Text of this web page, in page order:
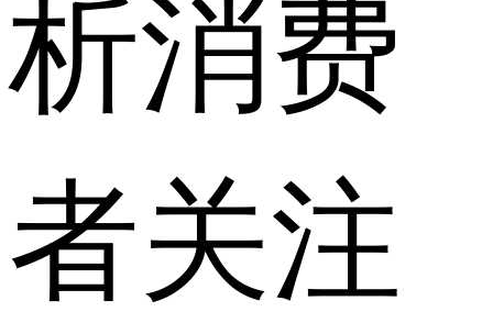
析消费
者关注